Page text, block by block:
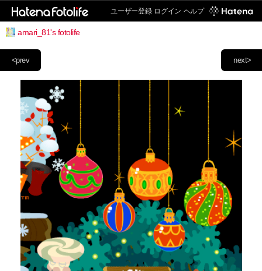
ユーザー登録 ログイン ヘルプ
amari_81's fotolife
next>
<prev